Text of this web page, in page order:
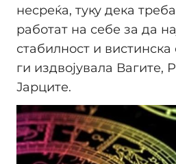
несреќа, туку дека
работат на себе за да
стабилност и
ги издвојувала Вагите,
Јарците.